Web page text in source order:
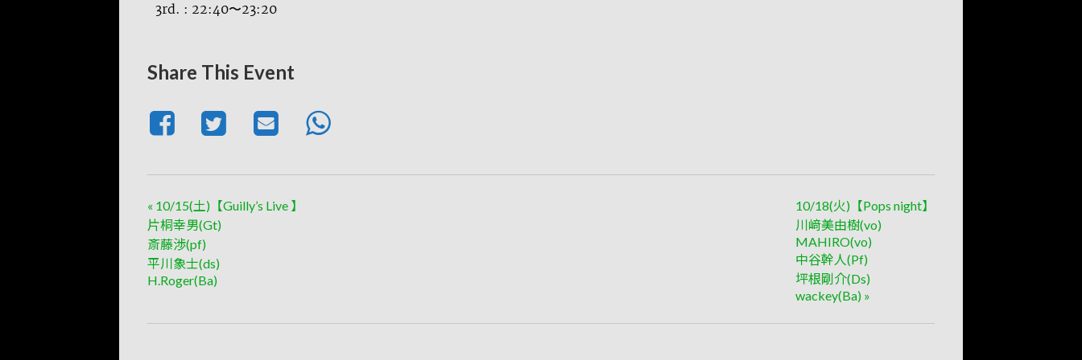
3rd. : 22:40〜23:20
Share This Event
« 10/15(土)【Guilly’s Live 】
片桐幸男(Gt)
斎藤渉(pf)
平川象士(ds)
H.Roger(Ba)
10/18(火)【Pops night】
川﨑美由樹(vo)
MAHIRO(vo)
中谷幹人(Pf)
坪根剛介(Ds)
wackey(Ba) »